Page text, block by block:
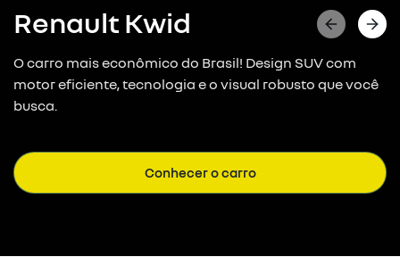
Renault Kwid
O carro mais econômico do Brasil! Design SUV com
motor eficiente, tecnologia e o visual robusto que você
busca.
Conhecer o carro